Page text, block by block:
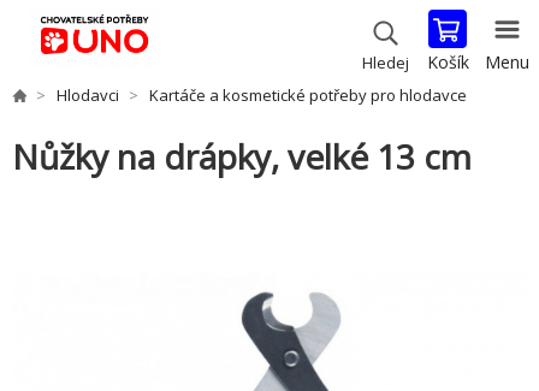
Hledej Košík Menu
Hlodavci Kartáče a kosmetické potřeby pro hlodavce
Nůžky na drápky, velké 13 cm